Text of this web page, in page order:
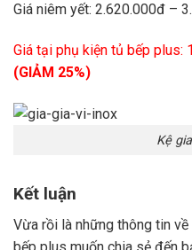
Giá niêm yết: 2.620.000đ –
Giá tại phụ kiện tủ bếp plus:
(GIẢM 25%)
Kệ
Kết luận
Vừa rồi là những thông tin về